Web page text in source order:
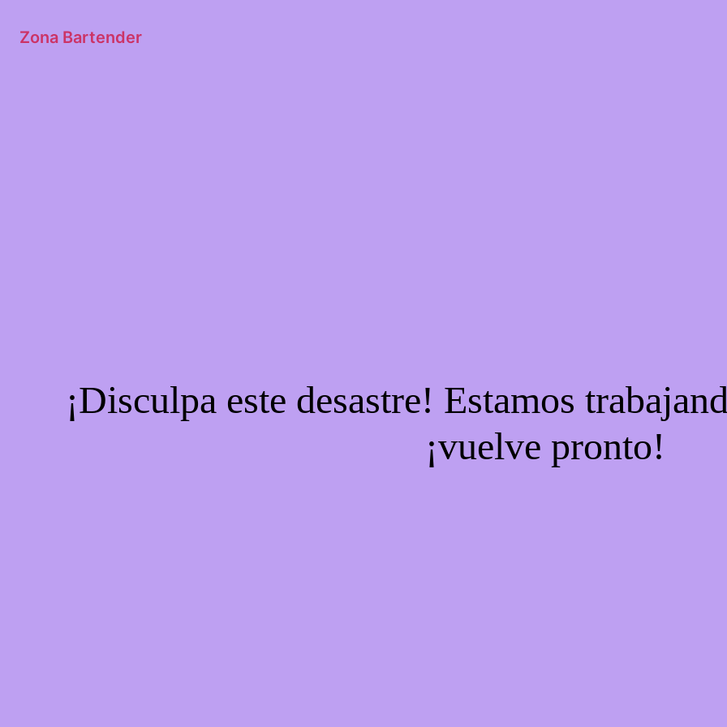
Zona Bartender
¡Disculpa este desastre! Estamos
¡vuelve pronto!